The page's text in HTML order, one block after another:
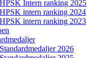
HPSK Intern ranking 2025
HPSK intern ranking 2024
HPSK intern ranking 2023
Standardmedaljer 2026